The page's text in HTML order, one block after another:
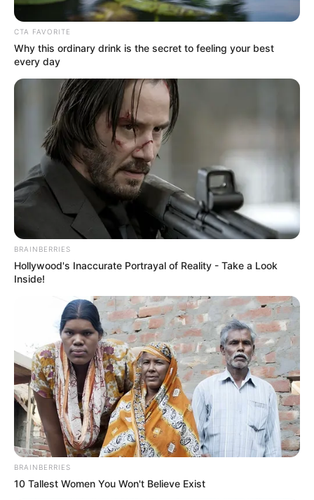
ΟΙΚΟΝΟΜΙΑ
Οι προμηθευτές ενέργειας καλόμαθαν
στα κυβερνητικά χατίρια και τα θέλουν
όλα – Το κόλπο των παγίων
Οι προμηθευτές ενέργειας καλόμαθαν στα κυβερνητικά
χατίρια και τα θέλουν όλα – Το κόλπο των παγίων.. Όλα
δικά τους τα θέλουν οι προμηθευτές ενέργειας. Δεν τους...
ΑΠΟΨΕΙΣ ΟΙΚΟΝΟΜΙΑ
Διαβούλευση των νταβατζήδων της
ενέργειας με σκοπό να αρπάξουν όσο το
δυνατόν περισσότερα από τον ελληνικό
λαό
Διαβούλευση των νταβατζήδων της ενέργειας με σκοπό να
CTA FAVORITE
Why this ordinary drink is the secret to feeling your best
every day
BRAINBERRIES
Hollywood's Inaccurate Portrayal of Reality - Take a Look
Inside!
BRAINBERRIES
10 Tallest Women You Won't Believe Exist